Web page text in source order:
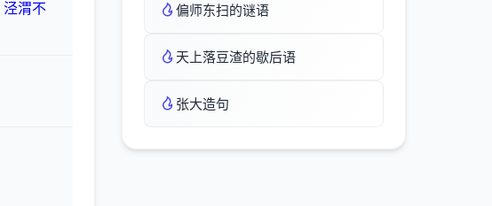
泾渭不
偏师东扫的谜语
天上落豆渣的歇后语
张大造句